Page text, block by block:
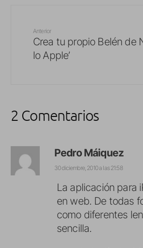
Anterior
Crea tu propio Belén de
lo Apple’
2 Comentarios
Pedro Máiquez
30 diciembre, 2010 a las 21:58
La aplicación para
en web. De todas
como diferentes
sencilla.